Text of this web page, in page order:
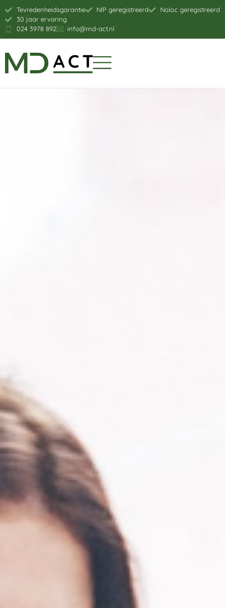
Tevredenheidsgarantie NIP geregistreerd
Noloc geregistreerd
30 jaar ervaring
024 3978 892
info@md-act.nl